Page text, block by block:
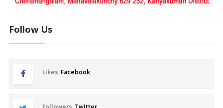
Follow Us
Likes Facebook